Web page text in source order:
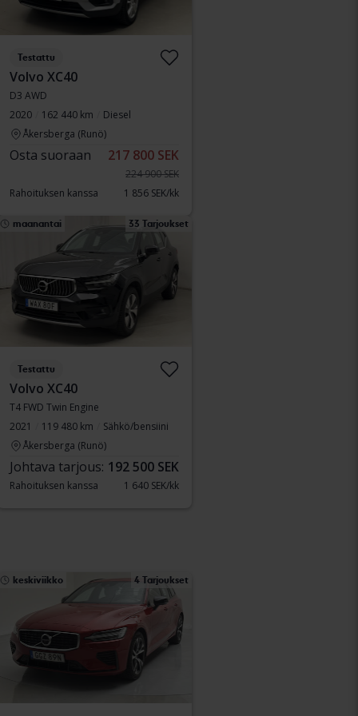
Testattu
Volvo XC40
D3 AWD
2020
162 440 km
Diesel
Åkersberga (Runö)
Osta suoraan 217 800 SEK
224 900 SEK
Rahoituksen kanssa
1 856 SEK/kk
maanantai 33 Tarjoukset
Testattu
Volvo XC40
T4 FWD Twin Engine
2021
119 480 km
Sähkö/bensiini
Åkersberga (Runö)
Johtava tarjous: 192 500 SEK
Rahoituksen kanssa 1 640 SEK/kk
keskiviikko 4 Tarjoukset